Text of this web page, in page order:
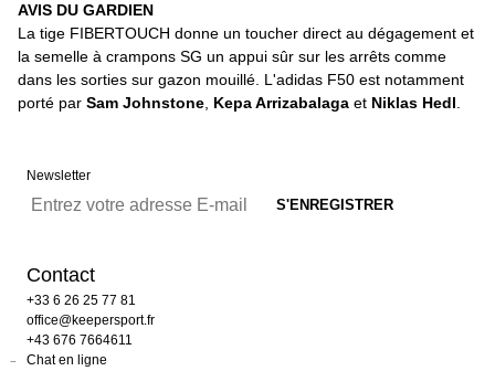
AVIS DU GARDIEN
La tige FIBERTOUCH donne un toucher direct au dégagement et
la semelle à crampons SG un appui sûr sur les arrêts comme
dans les sorties sur gazon mouillé. L'adidas F50 est notamment
porté par Sam Johnstone Kepa Arrizabalaga et Niklas Hedl
Newsletter
Contact
+33 6 26 25 77 81
office@keepersport.fr
+43 676 7664611
Chat en ligne